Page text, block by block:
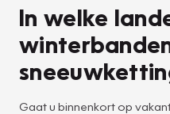
In welke
Gaat u binnenkort op